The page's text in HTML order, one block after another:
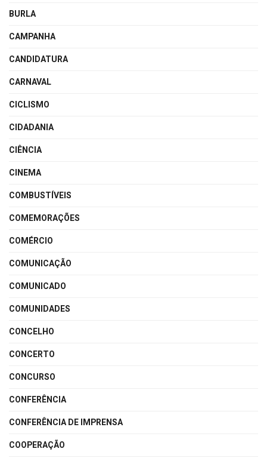
BURLA
CAMPANHA
CANDIDATURA
CARNAVAL
CICLISMO
CIDADANIA
CIÊNCIA
CINEMA
COMBUSTÍVEIS
COMEMORAÇÕES
COMÉRCIO
COMUNICAÇÃO
COMUNICADO
COMUNIDADES
CONCELHO
CONCERTO
CONCURSO
CONFERÊNCIA
CONFERÊNCIA DE IMPRENSA
COOPERAÇÃO